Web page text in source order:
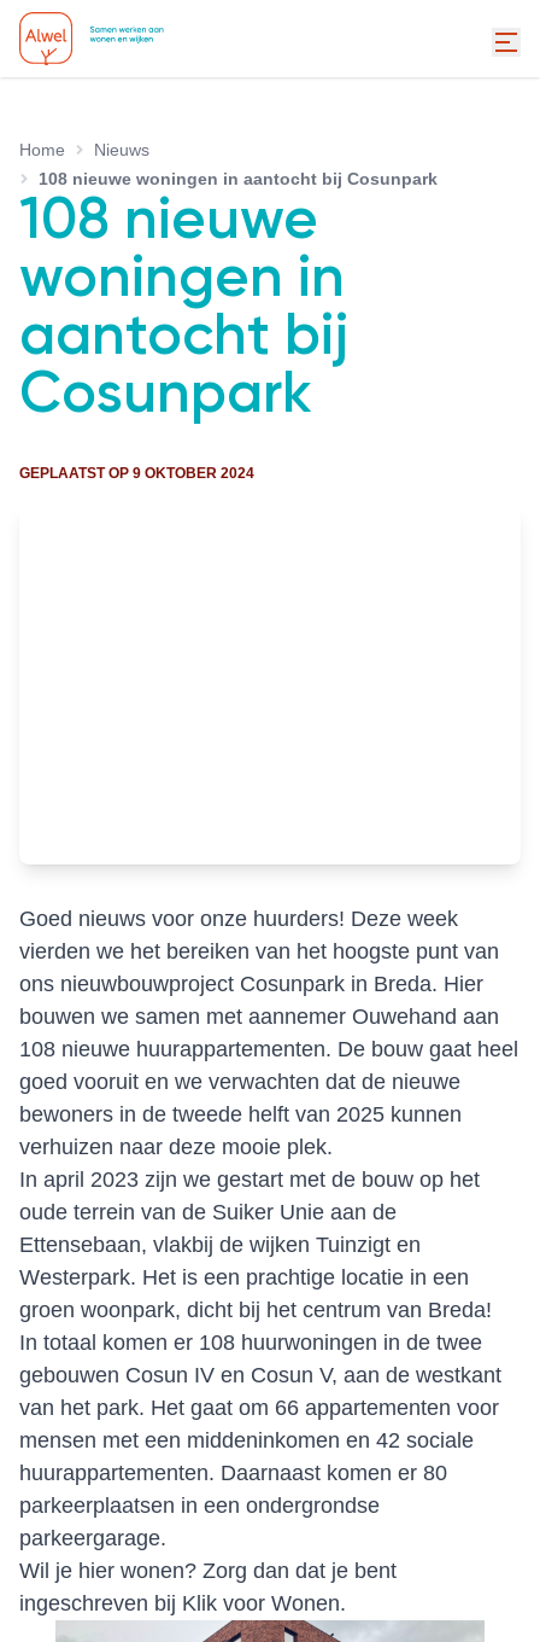
Home
Nieuws
108 nieuwe woningen in aantocht bij Cosunpark
108 nieuwe
woningen in
aantocht bij
Cosunpark
GEPLAATST OP 9 OKTOBER 2024
Goed nieuws voor onze huurders! Deze week
vierden we het bereiken van het hoogste punt van
ons nieuwbouwproject Cosunpark in Breda. Hier
bouwen we samen met aannemer Ouwehand aan
108 nieuwe huurappartementen. De bouw gaat heel
goed vooruit en we verwachten dat de nieuwe
bewoners in de tweede helft van 2025 kunnen
verhuizen naar deze mooie plek.
In april 2023 zijn we gestart met de bouw op het
oude terrein van de Suiker Unie aan de
Ettensebaan, vlakbij de wijken Tuinzigt en
Westerpark. Het is een prachtige locatie in een
groen woonpark, dicht bij het centrum van Breda!
In totaal komen er 108 huurwoningen in de twee
gebouwen Cosun IV en Cosun V, aan de westkant
van het park. Het gaat om 66 appartementen voor
mensen met een middeninkomen en 42 sociale
huurappartementen. Daarnaast komen er 80
parkeerplaatsen in een ondergrondse
parkeergarage.
Wil je hier wonen? Zorg dan dat je bent
ingeschreven bij Klik voor Wonen.